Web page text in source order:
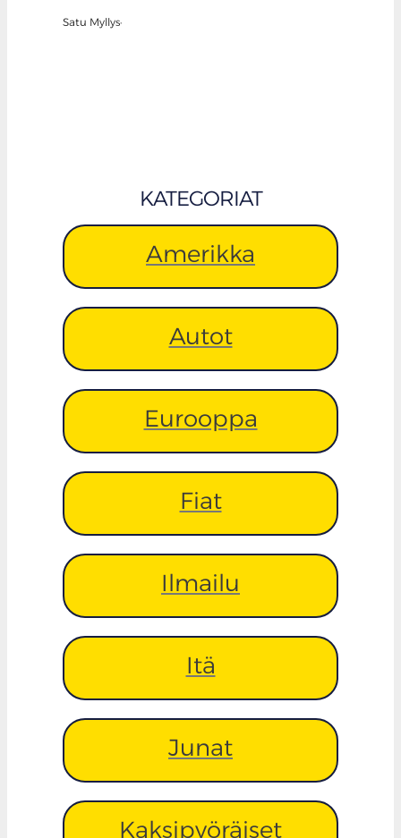
Satu Myllys·
KATEGORIAT
Amerikka
Autot
Eurooppa
Fiat
Ilmailu
Itä
Junat
Kaksipyöräiset